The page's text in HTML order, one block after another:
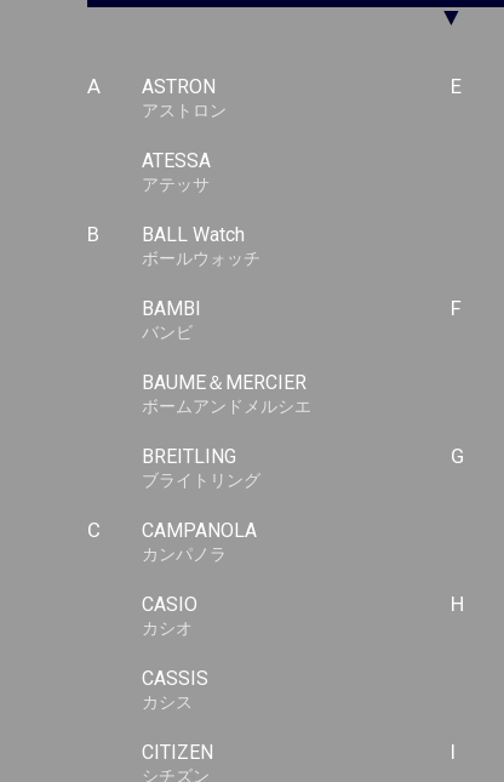
▼
A ASTRON
アストロン
ATESSA
アテッサ
B BALL Watch
ボールウォッチ
BAMBI
バンビ
BAUME＆MERCIER
ボームアンドメルシエ
BREITLING
ブライトリング
C CAMPANOLA
カンパノラ
CASIO
カシオ
CASSIS
カシス
CITIZEN
シチズン
E
F
G
H
I